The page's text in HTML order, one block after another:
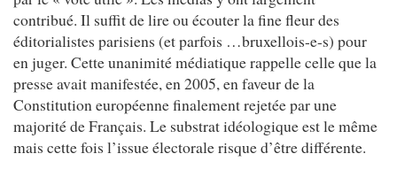
contribué. Il suffit de lire ou écouter la fine fleur des
éditorialistes parisiens (et parfois …bruxellois-e-s) pour
en juger. Cette unanimité médiatique rappelle celle que la
presse avait manifestée, en 2005, en faveur de la
Constitution européenne finalement rejetée par une
majorité de Français. Le substrat idéologique est le même
mais cette fois l’issue électorale risque d’être différente.